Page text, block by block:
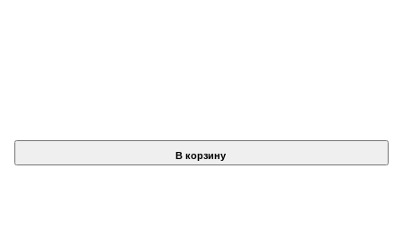
В корзину